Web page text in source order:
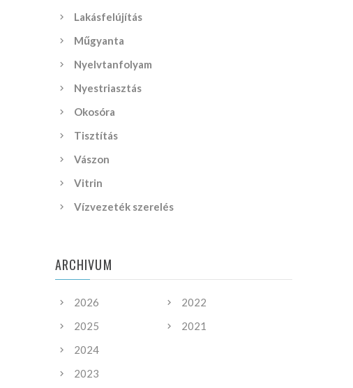
Lakásfelújítás
Műgyanta
Nyelvtanfolyam
Nyestriasztás
Okosóra
Tisztítás
Vászon
Vitrin
Vízvezeték szerelés
ARCHIVUM
2026
2025
2024
2023
2022
2021